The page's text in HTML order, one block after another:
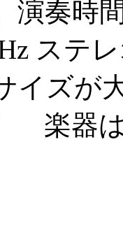
演奏時
ステ
イズが
楽器